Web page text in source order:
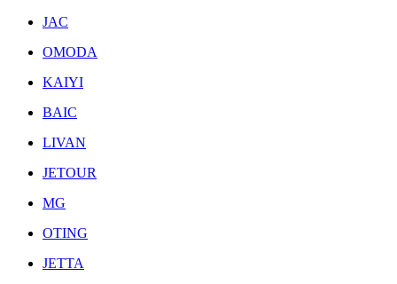
JAC
OMODA
KAIYI
BAIC
LIVAN
JETOUR
MG
OTING
JETTA